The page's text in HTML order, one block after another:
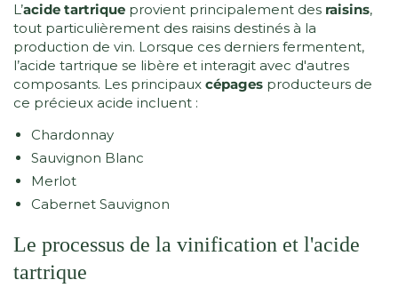
L’acide tartrique provient principalement des raisins,
tout particulièrement des raisins destinés à la
production de vin. Lorsque ces derniers fermentent,
l’acide tartrique se libère et interagit avec d'autres
composants. Les principaux cépages producteurs de
ce précieux acide incluent :
Chardonnay
Sauvignon Blanc
Merlot
Cabernet Sauvignon
Le processus de la vinification et l'acide
tartrique